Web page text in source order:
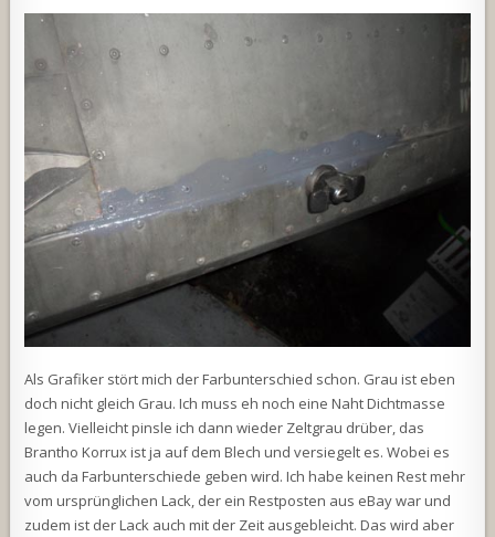
Als Grafiker stört mich der Farbunterschied schon. Grau ist eben
doch nicht gleich Grau. Ich muss eh noch eine Naht Dichtmasse
legen. Vielleicht pinsle ich dann wieder Zeltgrau drüber, das
Brantho Korrux ist ja auf dem Blech und versiegelt es. Wobei es
auch da Farbunterschiede geben wird. Ich habe keinen Rest mehr
vom ursprünglichen Lack, der ein Restposten aus eBay war und
zudem ist der Lack auch mit der Zeit ausgebleicht. Das wird aber